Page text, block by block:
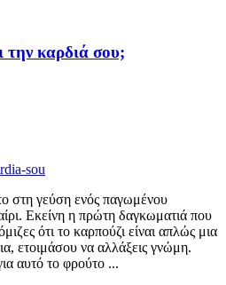
την καρδιά σου;
στη γεύση ενός παγωμένου
Εκείνη η πρώτη δαγκωματιά που
ότι το καρπούζι είναι απλώς μια
ετοιμάσου να αλλάξεις γνώμη.
αυτό το φρούτο ...